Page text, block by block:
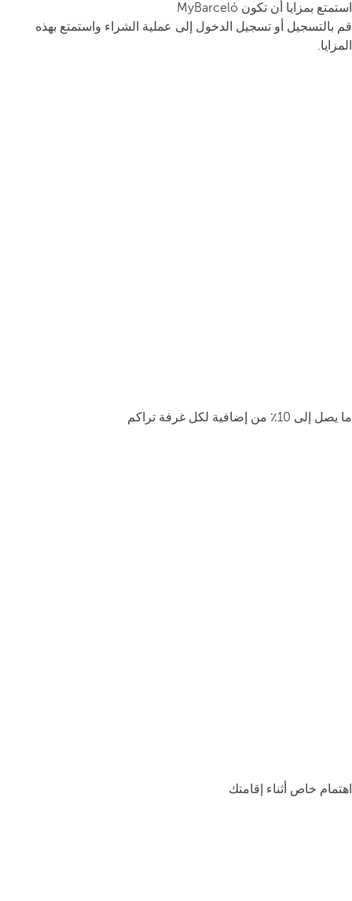
استمتع بمزايا أن تكون MyBarceló
قم بالتسجيل أو تسجيل الدخول إلى عملية الشراء واستمتع بهذه
المزايا.
ما يصل إلى 10٪ من إضافية لكل غرفة تراكم
اهتمام خاص أثناء إقامتك